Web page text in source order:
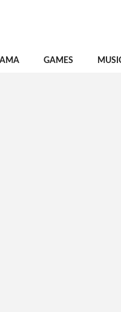
GAMES